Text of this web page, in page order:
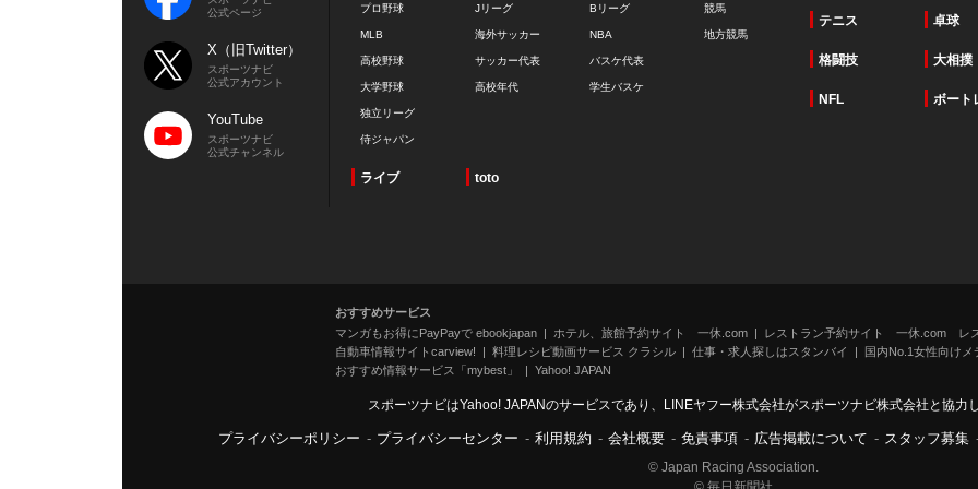
公式ページ
X（旧Twitter）
スポーツナビ
公式アカウント
YouTube
スポーツナビ
公式チャンネル
プロ野球
MLB
高校野球
大学野球
独立リーグ
侍ジャパン
Jリーグ
海外サッカー
サッカー代表
高校年代
Bリーグ
NBA
バスケ代表
学生バスケ
競馬
地方競馬
テニス 卓球
格闘技 大相撲
NFL ボート
ライブ toto
おすすめサービス
マンガもお得にPayPayで ebookjapan
ホテル、旅館予約サイト 一休.com
レストラン予約サイト 一休.com レ
自動車情報サイトcarview!
料理レシピ動画サービス クラシル 仕事・求人探しはスタンバイ
国内No.1女性向けメ
おすすめ情報サービス「mybest」
Yahoo! JAPAN
スポーツナビはYahoo! JAPANのサービスであり、LINEヤフー株式会社がスポーツナビ株式会社と協力
プライバシーポリシー - プライバシーセンター - 利用規約 - 会社概要 - 免責事項 - 広告掲載について - スタッフ募集
© Japan Racing Association.